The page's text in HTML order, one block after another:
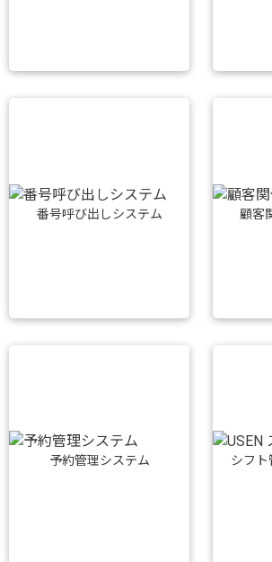
番号呼び出しシステム 顧客
予約管理システム シフ